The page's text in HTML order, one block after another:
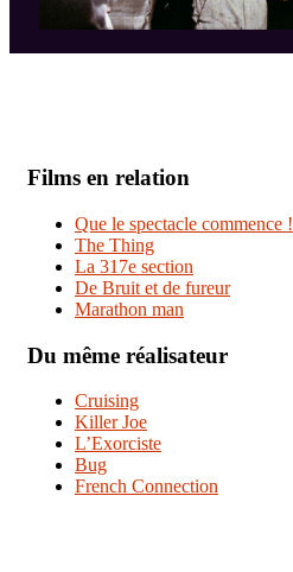
Films en relation
Que le spectacle commence !
The Thing
La 317e section
De Bruit et de fureur
Marathon man
Du même réalisateur
Cruising
Killer Joe
L’Exorciste
Bug
French Connection